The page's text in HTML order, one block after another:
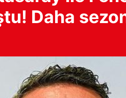
Daha